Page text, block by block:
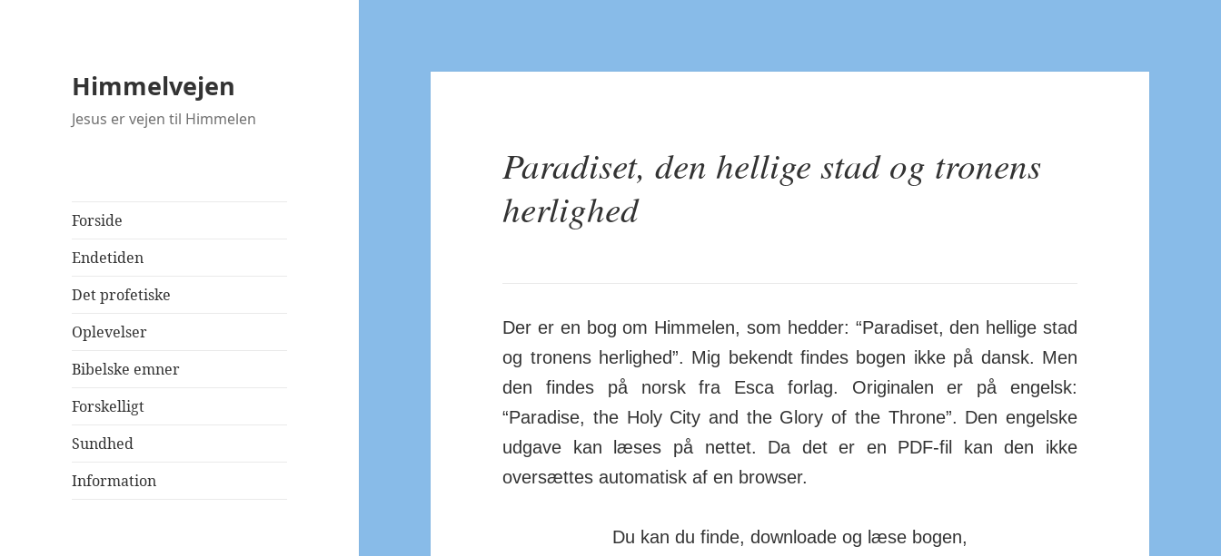
Himmelvejen
Jesus er vejen til Himmelen
Forside
Endetiden
Det profetiske
Oplevelser
Bibelske emner
Forskelligt
Sundhed
Information
Paradiset, den hellige stad og tronens
herlighed
Der er en bog om Himmelen, som hedder: “Paradiset, den hellige stad
og tronens herlighed”. Mig bekendt findes bogen ikke på dansk. Men
den findes på norsk fra Esca forlag. Originalen er på engelsk:
“Paradise, the Holy City and the Glory of the Throne”. Den engelske
udgave kan læses på nettet. Da det er en PDF-fil kan den ikke
oversættes automatisk af en browser.
Du kan du finde, downloade og læse bogen,